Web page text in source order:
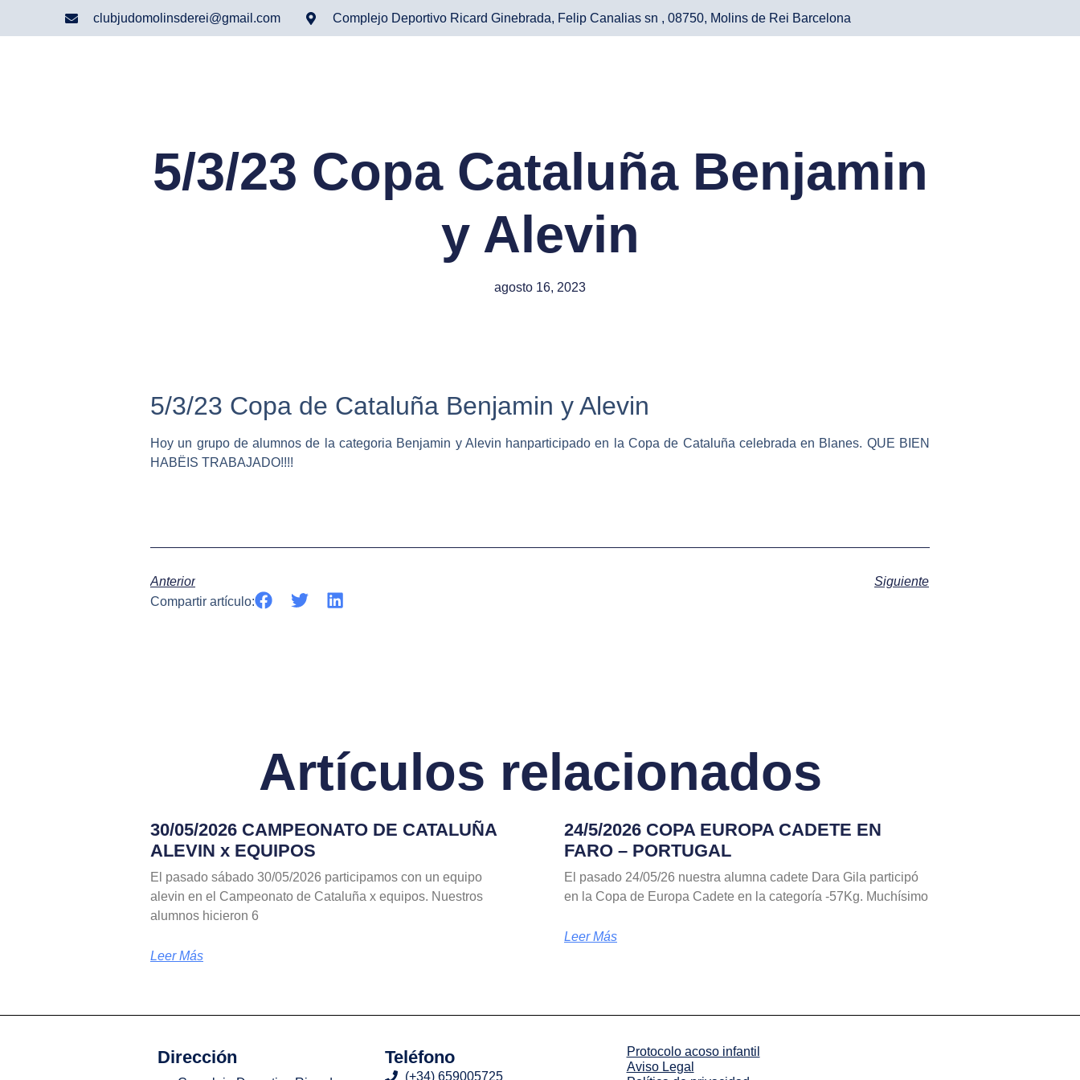
clubjudomolinsderei@gmail.com Complejo Deportivo Ricard Ginebrada, Felip Canalias sn , 08750, Molins de Rei Barcelona
5/3/23 Copa Cataluña Benjamin
y Alevin
agosto 16, 2023
5/3/23 Copa de Cataluña Benjamin y Alevin
Hoy un grupo de alumnos de la categoria Benjamin y Alevin hanparticipado en la Copa de Cataluña celebrada en Blanes. QUE BIEN
HABËIS TRABAJADO!!!!
Anterior
Siguiente
Compartir artículo:
Artículos relacionados
30/05/2026 CAMPEONATO DE CATALUÑA
ALEVIN x EQUIPOS
El pasado sábado 30/05/2026 participamos con un equipo
alevin en el Campeonato de Cataluña x equipos. Nuestros
alumnos hicieron 6
Leer Más
24/5/2026 COPA EUROPA CADETE EN
FARO – PORTUGAL
El pasado 24/05/26 nuestra alumna cadete Dara Gila participó
en la Copa de Europa Cadete en la categoría -57Kg. Muchísimo
Leer Más
Dirección Teléfono
(+34) 659005725
Protocolo acoso infantil
Aviso Legal